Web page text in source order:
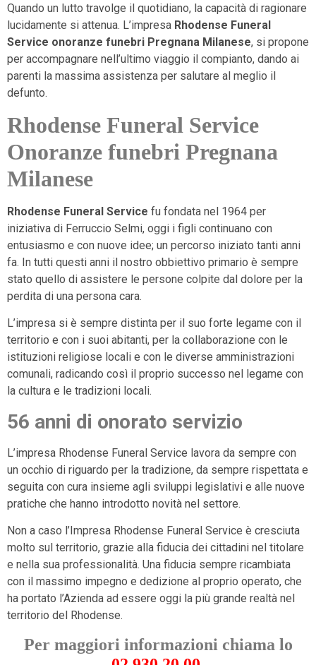
Quando un lutto travolge il quotidiano, la capacità di ragionare
lucidamente si attenua. L’impresa Rhodense Funeral
Service onoranze funebri Pregnana Milanese, si propone
per accompagnare nell’ultimo viaggio il compianto, dando ai
parenti la massima assistenza per salutare al meglio il
defunto.
Rhodense Funeral Service
Onoranze funebri Pregnana
Milanese
Rhodense Funeral Service fu fondata nel 1964 per
iniziativa di Ferruccio Selmi, oggi i figli continuano con
entusiasmo e con nuove idee; un percorso iniziato tanti anni
fa. In tutti questi anni il nostro obbiettivo primario è sempre
stato quello di assistere le persone colpite dal dolore per la
perdita di una persona cara.
L’impresa si è sempre distinta per il suo forte legame con il
territorio e con i suoi abitanti, per la collaborazione con le
istituzioni religiose locali e con le diverse amministrazioni
comunali, radicando così il proprio successo nel legame con
la cultura e le tradizioni locali.
56 anni di onorato servizio
L’impresa Rhodense Funeral Service lavora da sempre con
un occhio di riguardo per la tradizione, da sempre rispettata e
seguita con cura insieme agli sviluppi legislativi e alle nuove
pratiche che hanno introdotto novità nel settore.
Non a caso l’Impresa Rhodense Funeral Service è cresciuta
molto sul territorio, grazie alla fiducia dei cittadini nel titolare
e nella sua professionalità. Una fiducia sempre ricambiata
con il massimo impegno e dedizione al proprio operato, che
ha portato l’Azienda ad essere oggi la più grande realtà nel
territorio del Rhodense.
Per maggiori informazioni chiama lo